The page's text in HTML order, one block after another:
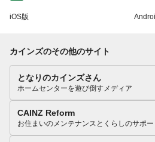
iOS版
カインズのその他のサイト
となりのカインズさん
ホームセンターを遊び倒すメディア
CAINZ Reform
お住まいのメンテナンスとくらしのサポー